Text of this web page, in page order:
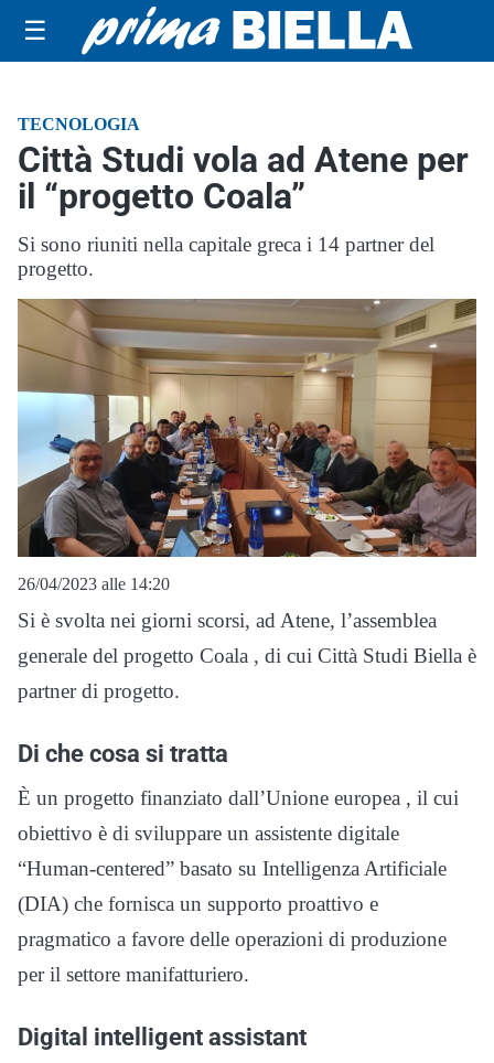
☰
TECNOLOGIA
Città Studi vola ad Atene per
il “progetto Coala”
Si sono riuniti nella capitale greca i 14 partner del
progetto.
26/04/2023 alle 14:20
Si è svolta nei giorni scorsi, ad Atene, l’assemblea
generale del progetto Coala , di cui Città Studi Biella è
partner di progetto.
Di che cosa si tratta
È un progetto finanziato dall’Unione europea , il cui
obiettivo è di sviluppare un assistente digitale
“Human-centered” basato su Intelligenza Artificiale
(DIA) che fornisca un supporto proattivo e
pragmatico a favore delle operazioni di produzione
per il settore manifatturiero.
Digital intelligent assistant